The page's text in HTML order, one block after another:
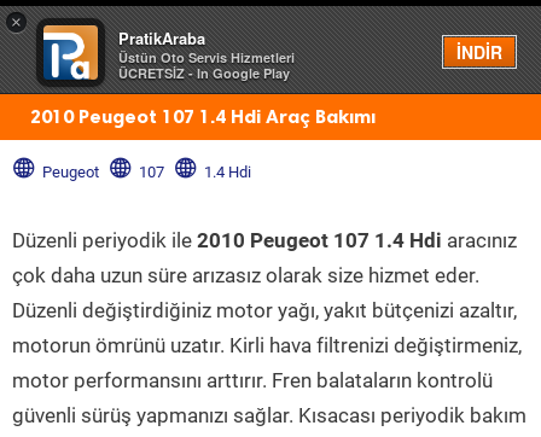
×
PratikAraba
Üstün Oto Servis Hizmetleri
ÜCRETSİZ - In Google Play
İNDİR
Menü
2010 Peugeot 107 1.4 Hdi Araç Bakımı
Peugeot 107 1.4 Hdi
Düzenli periyodik ile 2010 Peugeot 107 1.4 Hdi aracınız
çok daha uzun süre arızasız olarak size hizmet eder.
Düzenli değiştirdiğiniz motor yağı, yakıt bütçenizi azaltır,
motorun ömrünü uzatır. Kirli hava filtrenizi değiştirmeniz,
motor performansını arttırır. Fren balataların kontrolü
güvenli sürüş yapmanızı sağlar. Kısacası periyodik bakım